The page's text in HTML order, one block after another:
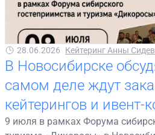
28.06.2026 Кейтеринг Анны
В Новосибирске
самом деле ждут
кейтерингов и ивент-
9 июля в рамках Форума